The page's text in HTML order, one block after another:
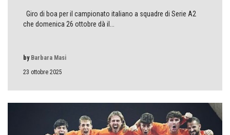
Giro di boa per il campionato italiano a squadre di Serie A2
che domenica 26 ottobre dà il...
23 ottobre 2025
by Barbara Masi